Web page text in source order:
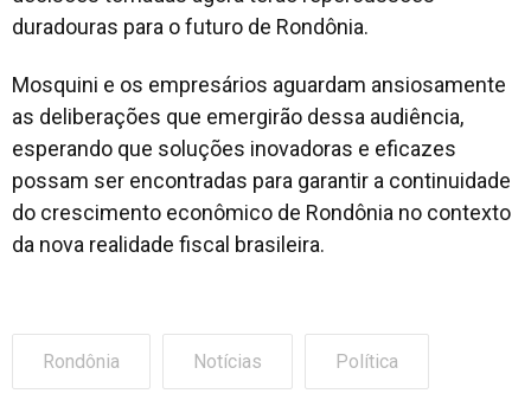
duradouras para o futuro de Rondônia.
Mosquini e os empresários aguardam ansiosamente
as deliberações que emergirão dessa audiência,
esperando que soluções inovadoras e eficazes
possam ser encontradas para garantir a continuidade
do crescimento econômico de Rondônia no contexto
da nova realidade fiscal brasileira.
Rondônia Notícias Política